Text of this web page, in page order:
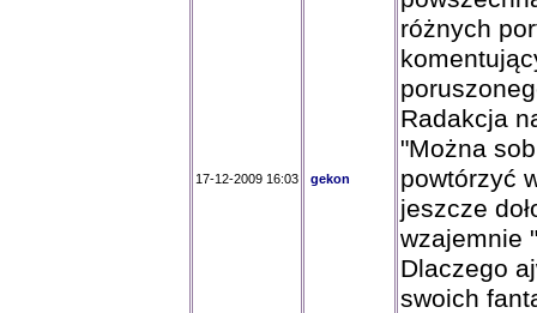
17-12-2009 16:03 gekon
różnych
Radakcja
"Można
powtórzyć
jeszcze
wzajemnie
Dlaczego
swoich